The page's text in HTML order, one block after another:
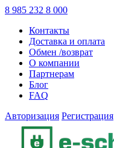
8 985 232 8 000
Контакты
Доставка и оплата
Обмен /возврат
О компании
Партнерам
Блог
FAQ
Авторизация Регистрация